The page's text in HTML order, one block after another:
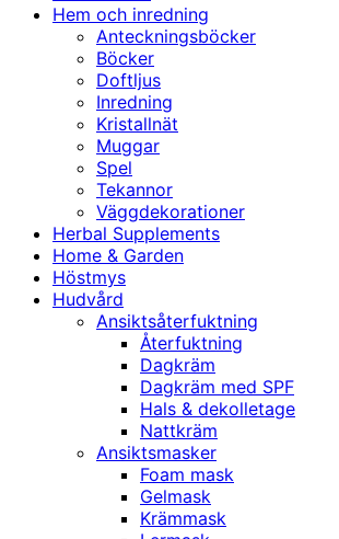
Hem och inredning
Anteckningsböcker
Böcker
Doftljus
Inredning
Kristallnät
Muggar
Spel
Tekannor
Väggdekorationer
Herbal Supplements
Home & Garden
Höstmys
Hudvård
Ansiktsåterfuktning
Återfuktning
Dagkräm
Dagkräm med SPF
Hals & dekolletage
Nattkräm
Ansiktsmasker
Foam mask
Gelmask
Krämmask